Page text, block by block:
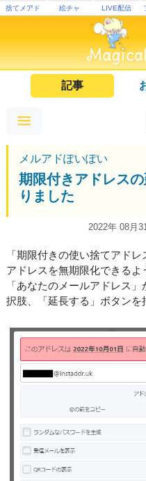
捨てメアド 絵チャ LIVE配信
記事
メルアドぽいぽい
期限付きアドレス
りました
2022年 08月
「期限付きの使い捨てアド
アドレスを無期限化できるよ
「あなたのメールアドレス
択肢、「延長する」ボタンを